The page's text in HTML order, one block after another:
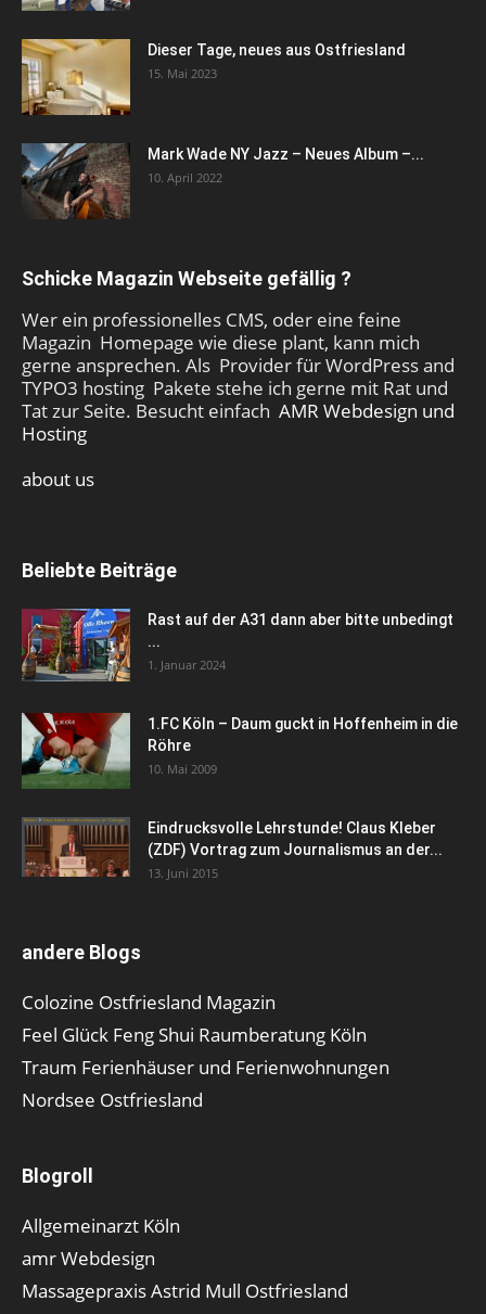
Dieser Tage, neues aus Ostfriesland
15. Mai 2023
Mark Wade NY Jazz – Neues Album –...
10. April 2022
Schicke Magazin Webseite gefällig ?
Wer ein professionelles CMS, oder eine feine
Magazin Homepage wie diese plant, kann mich
gerne ansprechen. Als Provider für WordPress and
TYPO3 hosting Pakete stehe ich gerne mit Rat und
Tat zur Seite. Besucht einfach AMR Webdesign und
Hosting
about us
Beliebte Beiträge
Rast auf der A31 dann aber bitte unbedingt
...
1. Januar 2024
1.FC Köln – Daum guckt in Hoffenheim in die
Röhre
10. Mai 2009
Eindrucksvolle Lehrstunde! Claus Kleber
(ZDF) Vortrag zum Journalismus an der...
13. Juni 2015
andere Blogs
Colozine Ostfriesland Magazin
Feel Glück Feng Shui Raumberatung Köln
Traum Ferienhäuser und Ferienwohnungen
Nordsee Ostfriesland
Blogroll
Allgemeinarzt Köln
amr Webdesign
Massagepraxis Astrid Mull Ostfriesland